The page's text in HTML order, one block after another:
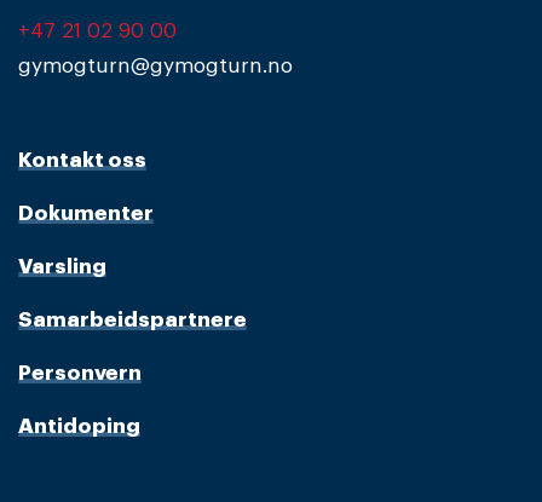
+47 21 02 90 00
gymogturn@gymogturn.no
Kontakt oss
Dokumenter
Varsling
Samarbeidspartnere
Personvern
Antidoping